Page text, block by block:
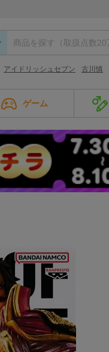
アイドリッシュセブン 古川慎
ゲーム